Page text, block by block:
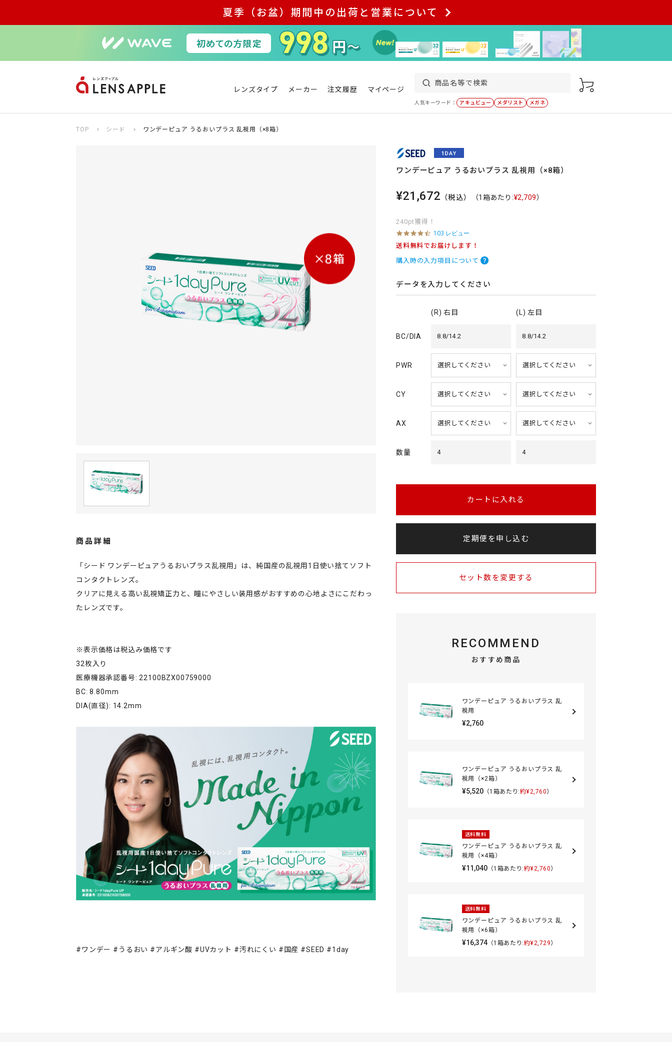
夏季（お盆）期間中の出荷と営業について
レンズタイプ メーカー 注文履歴 マイページ
人気キーワード： アキュビュー メダリスト メガネ
TOP シード ワンデーピュア うるおいプラス 乱視用（×8箱）
商品詳細
「シード ワンデーピュアうるおいプラス乱視用」は、純国産の乱視用1日使い捨てソフト
コンタクトレンズ。
クリアに見える高い乱視矯正力と、瞳にやさしい装用感がおすすめの心地よさにこだわっ
たレンズです。
※表示価格は税込み価格です
32枚入り
医療機器承認番号: 22100BZX00759000
BC: 8.80mm
DIA(直径): 14.2mm
#ワンデー #うるおい #アルギン酸 #UVカット #汚れにくい #国産 #SEED #1day
ワンデーピュア うるおいプラス 乱視用（×8箱）
¥21,672 （税込） （1箱あたり:¥2,709）
240pt獲得！
4
.
6
s
r
r
t
i
103 レビュー
送料無料でお届けします！
購入時の入力項目について
データを入力してください
(R) 右目 (L) 左目
BC/DIA 8.8/14.2 8.8/14.2
PWR
CY
AX
数量 4 4
カートに入れる
定期便を申し込む
セット数を変更する
RECOMMEND
おすすめ商品
ワンデーピュア うるおいプラス 乱
視用
¥2,760
ワンデーピュア うるおいプラス 乱
視用（×2箱）
¥5,520（1箱あたり:約¥2,760）
送料無料
ワンデーピュア うるおいプラス 乱
視用（×4箱）
¥11,040（1箱あたり:約¥2,760）
送料無料
ワンデーピュア うるおいプラス 乱
視用（×6箱）
¥16,374（1箱あたり:約¥2,729）